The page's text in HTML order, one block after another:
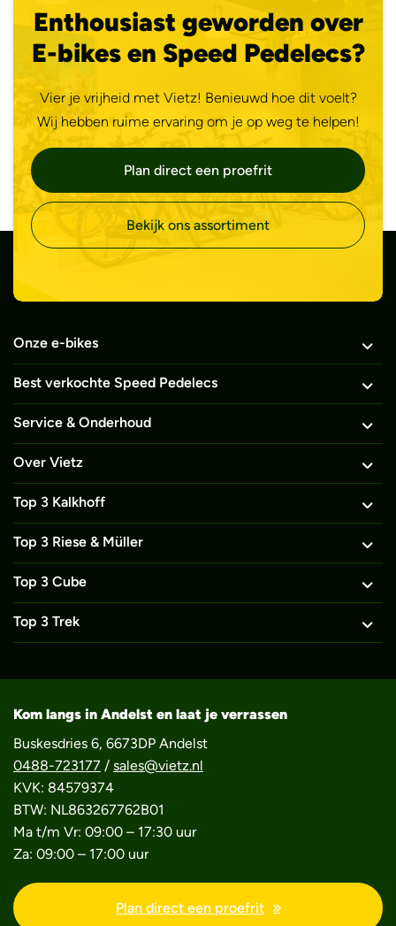
Enthousiast geworden over
E-bikes en Speed Pedelecs?
Vier je vrijheid met Vietz! Benieuwd hoe dit voelt?
Wij hebben ruime ervaring om je op weg te helpen!
Plan direct een proefrit
Bekijk ons assortiment
Onze e-bikes
Best verkochte Speed Pedelecs
Service & Onderhoud
Over Vietz
Top 3 Kalkhoff
Top 3 Riese & Müller
Top 3 Cube
Top 3 Trek
Kom langs in Andelst en laat je verrassen
Buskesdries 6, 6673DP Andelst
0488-723177 / sales@vietz.nl
KVK: 84579374
BTW: NL863267762B01
Ma t/m Vr: 09:00 – 17:30 uur
Za: 09:00 – 17:00 uur
Plan direct een proefrit